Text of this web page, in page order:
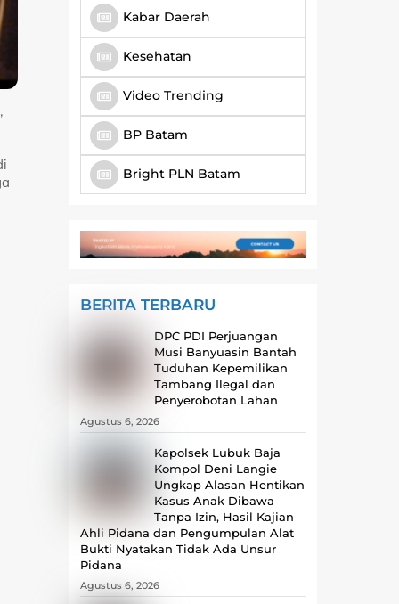
Kabar Daerah
Kesehatan
Video Trending
BP Batam
Bright PLN Batam
BERITA TERBARU
DPC PDI Perjuangan
Musi Banyuasin Bantah
Tuduhan Kepemilikan
Tambang Ilegal dan
Penyerobotan Lahan
Agustus 6, 2026
Kapolsek Lubuk Baja
Kompol Deni Langie
Ungkap Alasan Hentikan
Kasus Anak Dibawa
Tanpa Izin, Hasil Kajian
Ahli Pidana dan Pengumpulan Alat
Bukti Nyatakan Tidak Ada Unsur
Pidana
Agustus 6, 2026